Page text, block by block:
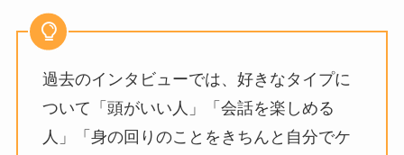
過去のインタビューでは、好きなタイプに
ついて「頭がいい人」「会話を楽しめる
人」「身の回りのことをきちんと自分でケ